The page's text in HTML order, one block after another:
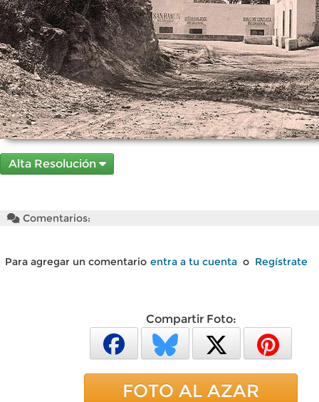
Alta Resolución
Comentarios:
Para agregar un comentario entra a tu cuenta o Regístrate
Compartir Foto:
FOTO AL AZAR